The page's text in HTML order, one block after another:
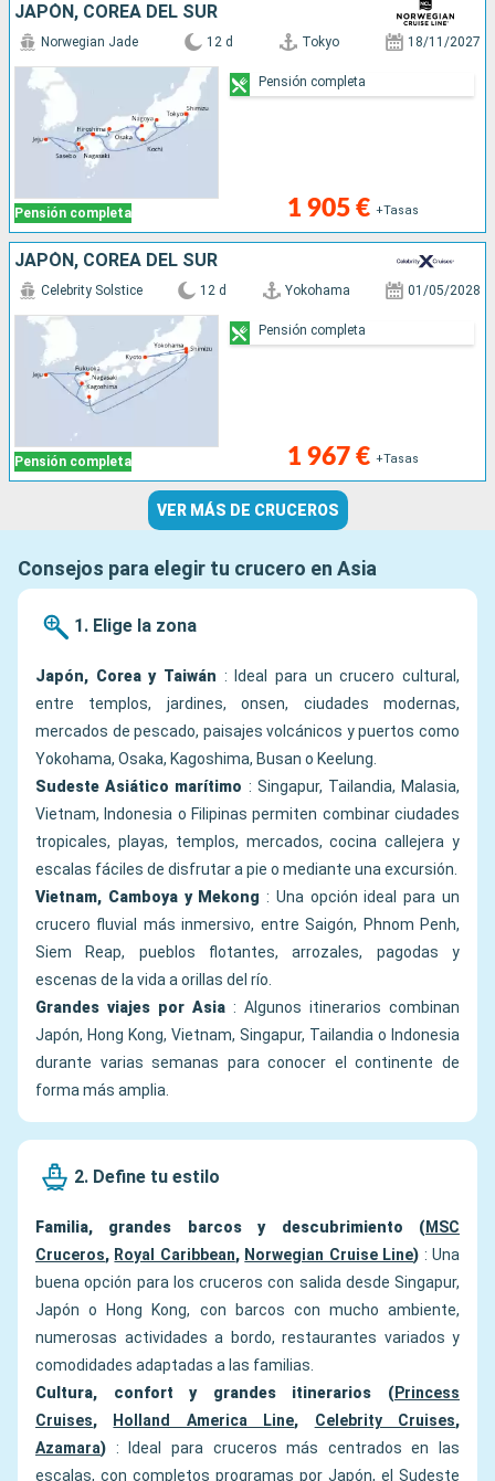
JAPÓN, COREA DEL SUR
Pensión completa
Norwegian Jade 12 d Tokyo 18/11/2027
1 905 € +Tasas
Pensión completa
JAPÓN, COREA DEL SUR
Pensión completa
Celebrity Solstice 12 d Yokohama 01/05/2028
1 967 € +Tasas
Pensión completa
VER MÁS DE CRUCEROS
Consejos para elegir tu crucero en Asia
1. Elige la zona
Japón, Corea y Taiwán : Ideal para un crucero cultural,
entre templos, jardines, onsen, ciudades modernas,
mercados de pescado, paisajes volcánicos y puertos como
Yokohama, Osaka, Kagoshima, Busan o Keelung.
Sudeste Asiático marítimo : Singapur, Tailandia, Malasia,
Vietnam, Indonesia o Filipinas permiten combinar ciudades
tropicales, playas, templos, mercados, cocina callejera y
escalas fáciles de disfrutar a pie o mediante una excursión.
Vietnam, Camboya y Mekong : Una opción ideal para un
crucero fluvial más inmersivo, entre Saigón, Phnom Penh,
Siem Reap, pueblos flotantes, arrozales, pagodas y
escenas de la vida a orillas del río.
Grandes viajes por Asia : Algunos itinerarios combinan
Japón, Hong Kong, Vietnam, Singapur, Tailandia o Indonesia
durante varias semanas para conocer el continente de
forma más amplia.
2. Define tu estilo
Familia, grandes barcos y descubrimiento (MSC
Cruceros, Royal Caribbean, Norwegian Cruise Line) : Una
buena opción para los cruceros con salida desde Singapur,
Japón o Hong Kong, con barcos con mucho ambiente,
numerosas actividades a bordo, restaurantes variados y
comodidades adaptadas a las familias.
Cultura, confort y grandes itinerarios (Princess
Cruises, Holland America Line, Celebrity Cruises,
Azamara) : Ideal para cruceros más centrados en las
escalas, con completos programas por Japón, el Sudeste